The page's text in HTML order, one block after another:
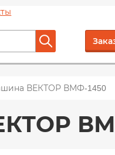
ВЕКТОР ВМФ-1450